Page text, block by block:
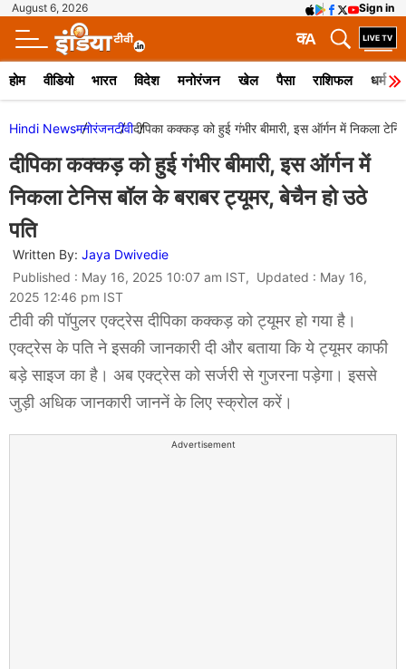
August 6, 2026 Sign in
A
क
होम वीडियो भारत विदेश मनोरंजन खेल पैसा राशिफल धर्म
Hindi Newsमनोरंजनटीवीदीपिका कक्कड़ को हुई गंभीर बीमारी, इस ऑर्गन में निकला
दीपिका कक्कड़ को हुई गंभीर बीमारी, इस ऑर्गन में
निकला टेनिस बॉल के बराबर ट्यूमर, बेचैन हो उठे
पति
Written By: Jaya Dwivedie
Published : May 16, 2025 10:07 am IST, Updated : May 16,
2025 12:46 pm IST
टीवी की पॉपुलर एक्ट्रेस दीपिका कक्कड़ को ट्यूमर हो गया है।
एक्ट्रेस के पति ने इसकी जानकारी दी और बताया कि ये ट्यूमर काफी
बड़े साइज का है। अब एक्ट्रेस को सर्जरी से गुजरना पड़ेगा। इससे
जुड़ी अधिक जानकारी जाननें के लिए स्क्रोल करें।
Advertisement